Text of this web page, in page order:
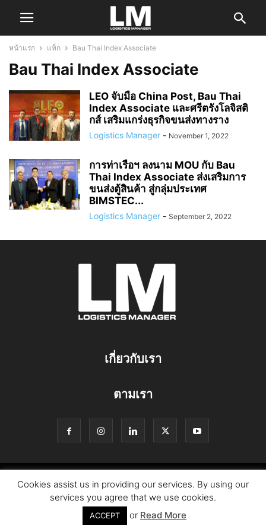
หน้าแรก แท็ก Bau Thai Index Associate
Bau Thai Index Associate
LEO จับมือ China Post, Bau Thai
Index Associate และศรีตรังโลจิสติ
กส์ เสริมแกร่งธุรกิจขนส่งทางราง
Logistics Manager - November 1, 2022
การท่าเรือฯ ลงนาม MOU กับ Bau
Thai Index Associate ส่งเสริมการ
ขนส่งตู้สินค้า สู่กลุ่มประเทศ
BIMSTEC...
Logistics Manager - September 2, 2022
เกี่ยวกับเรา
ตามเรา
© Copyright Logistics Manager
Cookies assist us in providing our services. By using our
services you agree that we use cookies.
ACCEPT or Read More